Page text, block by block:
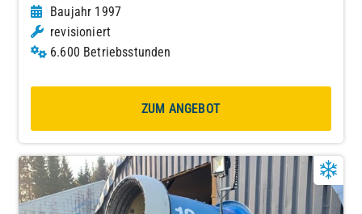
Baujahr 1997
revisioniert
6.600 Betriebsstunden
ZUM ANGEBOT